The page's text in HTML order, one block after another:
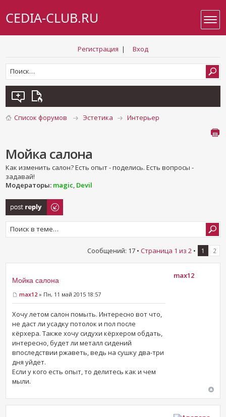
CEDIA-CLUB.RU
Регистрация | Вход
Список форумов Эстетика Интерьер
Мойка салона
Как изменить салон? Есть опыт - поделись. Есть вопросы -
задавай!
Модераторы: magic, Devil
Ответить
Сообщений: 17 • Страница 1 из 2 • 1 2
Мойка салона
max12 » Пн, 11 май 2015 18:57
Хочу летом салон помыть. Интересно вот что,
не даст ли усадку потолок и пол после
кёрхера. Также хочу сидухи кёрхером обдать,
интересно, будет ли металл сидений
впоследствии ржаветь, ведь на сушку два-три
дня уйдет.
Если у кого есть опыт, то делитесь как и чем
мыли.
max12